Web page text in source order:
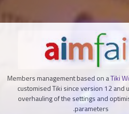
Members management based on aTiki
customised Tiki since version 12 and
overhauling of the settings and
parameters.